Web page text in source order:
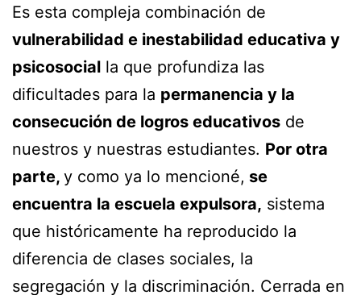
Es esta compleja combinación de
vulnerabilidad e inestabilidad educativa y
psicosocial la que profundiza las
dificultades para la permanencia y la
consecución de logros educativos de
nuestros y nuestras estudiantes. Por otra
parte, y como ya lo mencioné, se
encuentra la escuela expulsora, sistema
que históricamente ha reproducido la
diferencia de clases sociales, la
segregación y la discriminación. Cerrada en